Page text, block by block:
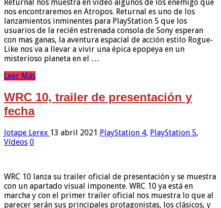
Returnal nos muestra en vídeo algunos de los enemigo que
nos encontraremos en Atropos. Returnal es uno de los
lanzamientos inminentes para PlayStation 5 que los
usuarios de la recién estrenada consola de Sony esperan
con mas ganas, la aventura espacial de acción estilo Rogue-
Like nos va a llevar a vivir una épica epopeya en un
misterioso planeta en el …
Leer Más
WRC 10, trailer de presentación y
fecha
Jotape Lerex 13 abril 2021 PlayStation 4, PlayStation 5,
Vídeos 0
WRC 10 lanza su trailer oficial de presentación y se muestra
con un apartado visual imponente. WRC 10 ya está en
marcha y con el primer trailer oficial nos muestra lo que al
parecer serán sus principales protagonistas, los clásicos, y